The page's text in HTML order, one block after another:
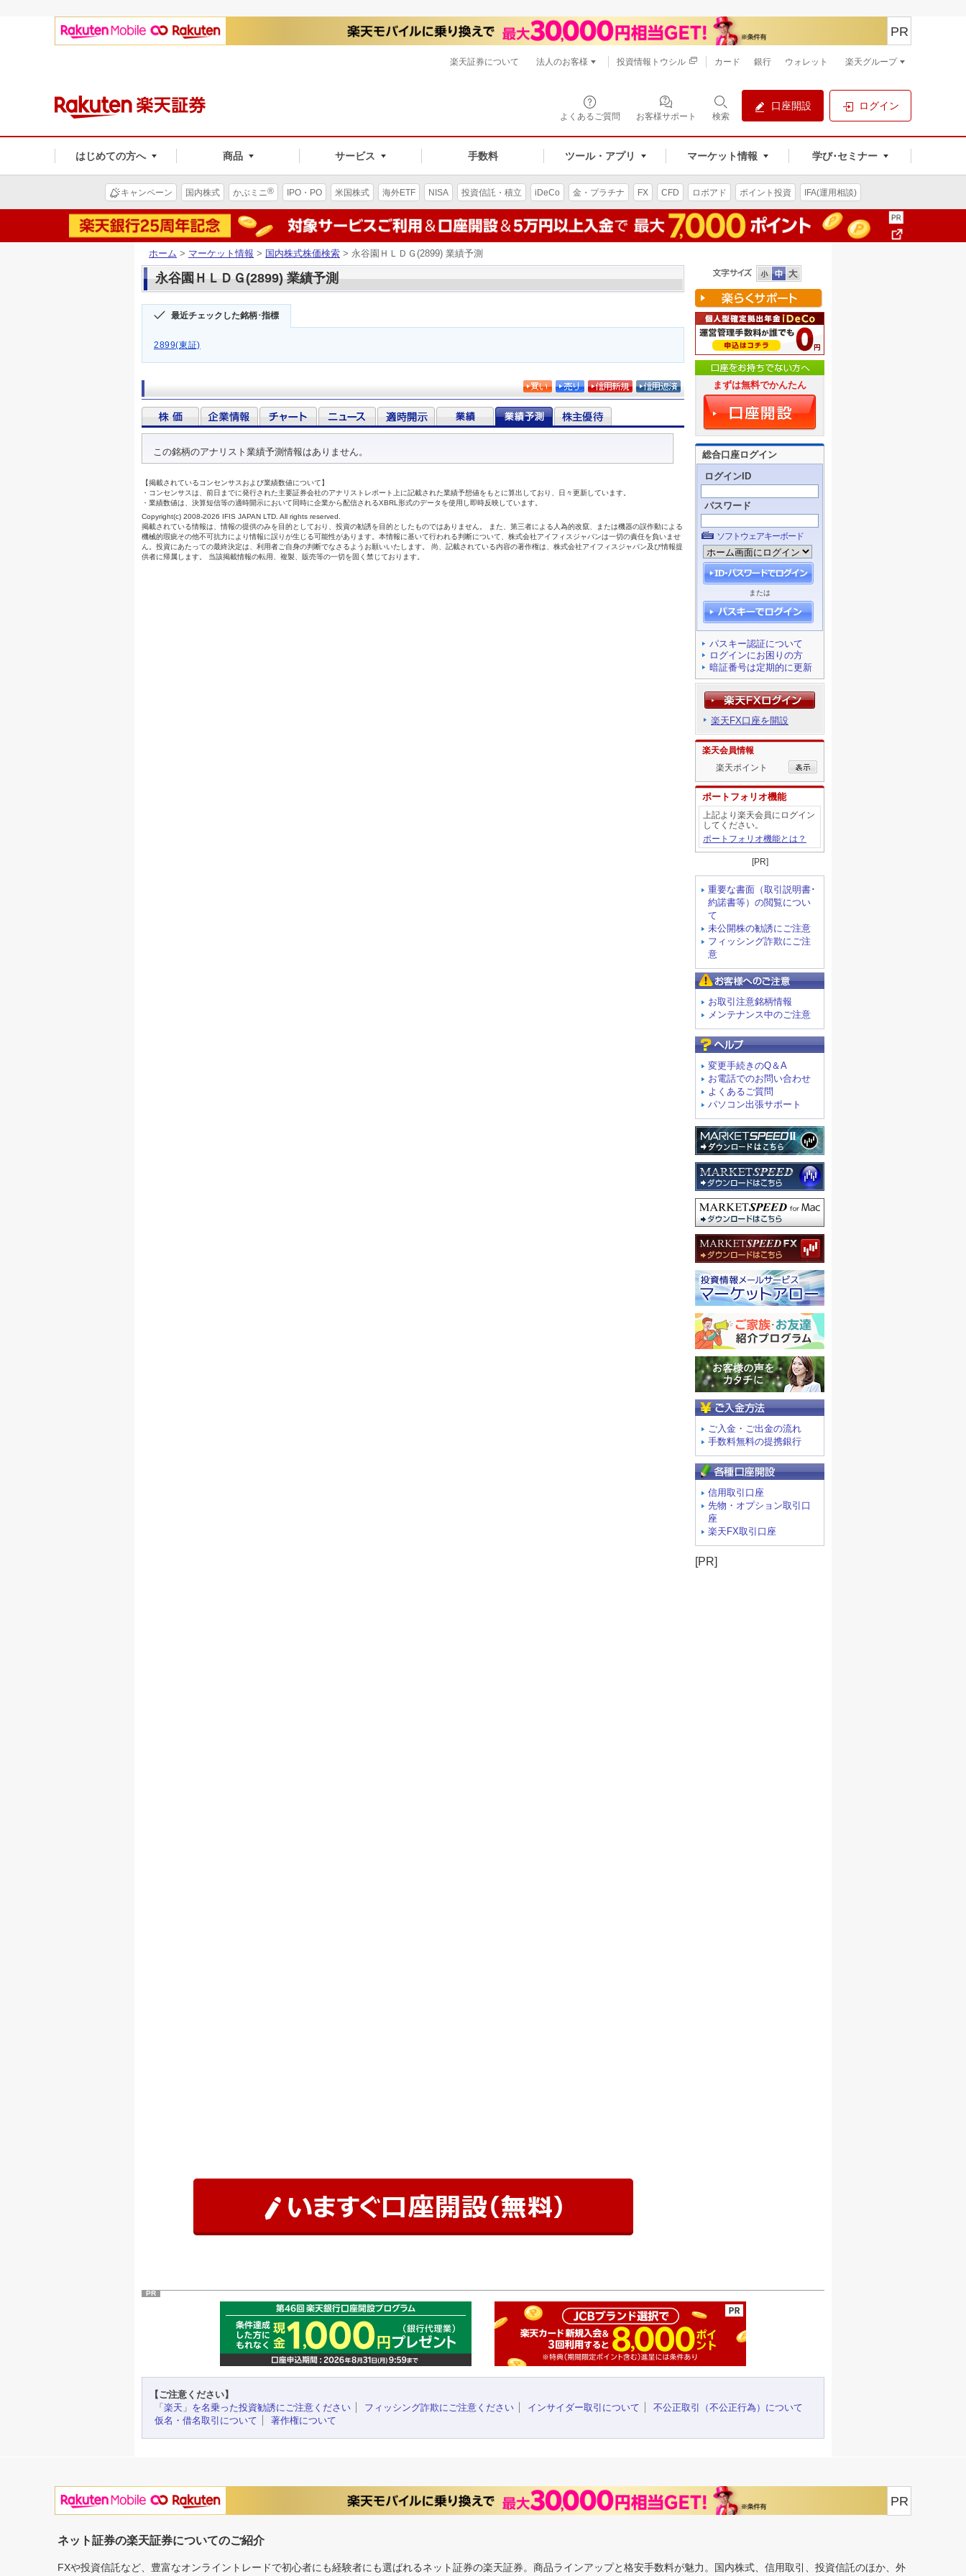
よくあるご質問 お客様サポート 検索
口座開設 ログイン
はじめての方へ 商品 サービス 手数料 ツール・アプリ マーケット情報 学び･セミナー
PR
楽天証券について 法人のお客様 投資情報トウシル カード 銀行 ウォレット 楽天グループ
キャンペーン 国内株式 かぶミニ® IPO・PO 米国株式 海外ETF NISA 投資信託・積立 iDeCo 金・プラチナ FX CFD ロボアド ポイント投資 IFA(運用相談)
ホーム > マーケット情報 > 国内株式株価検索 > 永谷園ＨＬＤＧ(2899) 業績予測
永谷園ＨＬＤＧ(2899) 業績予測
最近チェックした銘柄･指標
2899(東証)
まずは無料でかんたん
総合口座ログイン
ログインID
パスワード
ソフトウェアキーボード
または
パスキー認証について
ログインにお困りの方
暗証番号は定期的に更新
楽天FX口座を開設
楽天会員情報
楽天ポイント
ポートフォリオ機能
上記より楽天会員にログイン
してください。
ポートフォリオ機能とは？
[PR]
重要な書面（取引説明書･
約諾書等）の閲覧につい
て
未公開株の勧誘にご注意
フィッシング詐欺にご注
意
お取引注意銘柄情報
メンテナンス中のご注意
変更手続きのQ＆A
お電話でのお問い合わせ
よくあるご質問
パソコン出張サポート
ご入金・ご出金の流れ
手数料無料の提携銀行
信用取引口座
先物・オプション取引口
座
楽天FX取引口座
[PR]
PR
【ご注意ください】
「楽天」を名乗った投資勧誘にご注意ください
フィッシング詐欺にご注意ください インサイダー取引について
不公正取引（不公正行為）について
仮名・借名取引について
著作権について
PR
ネット証券の楽天証券についてのご紹介
FXや投資信託など、豊富なオンライントレードで初心者にも経験者にも選ばれるネット証券の楽天証券。商品ラインアップと格安手数料が魅力。国内株式、信用取引、投資信託のほか、外